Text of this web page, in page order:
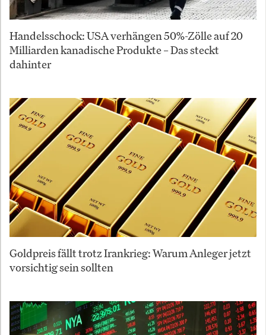
Handelsschock: USA verhängen 50%-Zölle auf 20
Milliarden kanadische Produkte – Das steckt
dahinter
Goldpreis fällt trotz Irankrieg: Warum Anleger jetzt
vorsichtig sein sollten